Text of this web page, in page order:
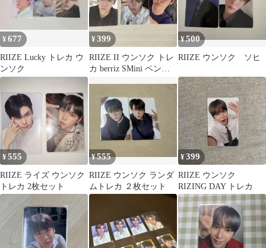
¥677
RIIZE Lucky トレカ ウ
ンソク
¥399
RIIZE II ウンソク トレ
カ berriz SMini ペンミ
¥500
RIIZE ウンソク ソヒ
¥555
RIIZE ライズ ウンソク
トレカ 2枚セット
¥555
RIIZE ウンソク ランダ
ムトレカ ２枚セット
¥399
RIIZE ウンソク
RIZING DAY トレカ